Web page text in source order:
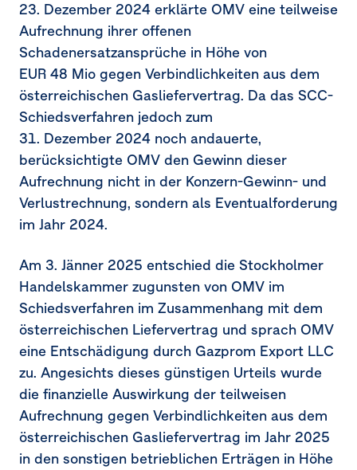
23. Dezember 2024 erklärte OMV eine teilweise
Aufrechnung ihrer offenen
Schadenersatzansprüche in Höhe von
EUR 48 Mio gegen Verbindlichkeiten aus dem
österreichischen Gasliefervertrag. Da das SCC-
Schiedsverfahren jedoch zum
31. Dezember 2024 noch andauerte,
berücksichtigte OMV den Gewinn dieser
Aufrechnung nicht in der Konzern-Gewinn- und
Verlustrechnung, sondern als Eventualforderung
im Jahr 2024.
Am 3. Jänner 2025 entschied die Stockholmer
Handelskammer zugunsten von OMV im
Schiedsverfahren im Zusammenhang mit dem
österreichischen Liefervertrag und sprach OMV
eine Entschädigung durch Gazprom Export LLC
zu. Angesichts dieses günstigen Urteils wurde
die finanzielle Auswirkung der teilweisen
Aufrechnung gegen Verbindlichkeiten aus dem
österreichischen Gasliefervertrag im Jahr 2025
in den sonstigen betrieblichen Erträgen in Höhe